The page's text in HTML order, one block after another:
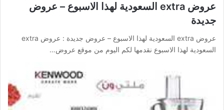
عروض extra السعودية لهذا الاسبوع – عروض
جديدة
عروض extra السعودية لهذا الاسبوع – عروض جديدة : عروض extra
السعودية لهذا الاسبوع نقدمها لكم اليوم من موقع عروض…